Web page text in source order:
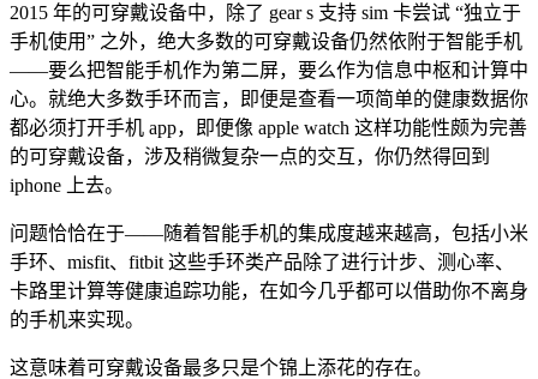
2015 年的可穿戴设备中，除了 gear s 支持 sim 卡尝试 “独立于
手机使用” 之外，绝大多数的可穿戴设备仍然依附于智能手机
——要么把智能手机作为第二屏，要么作为信息中枢和计算中
心。就绝大多数手环而言，即便是查看一项简单的健康数据你
都必须打开手机 app，即便像 apple watch 这样功能性颇为完善
的可穿戴设备，涉及稍微复杂一点的交互，你仍然得回到
iphone 上去。
问题恰恰在于——随着智能手机的集成度越来越高，包括小米
手环、misfit、fitbit 这些手环类产品除了进行计步、测心率、
卡路里计算等健康追踪功能，在如今几乎都可以借助你不离身
的手机来实现。
这意味着可穿戴设备最多只是个锦上添花的存在。